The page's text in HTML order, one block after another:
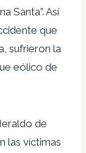
Santa”. Así
que
sufrieron la
eólico de
de
las víctimas